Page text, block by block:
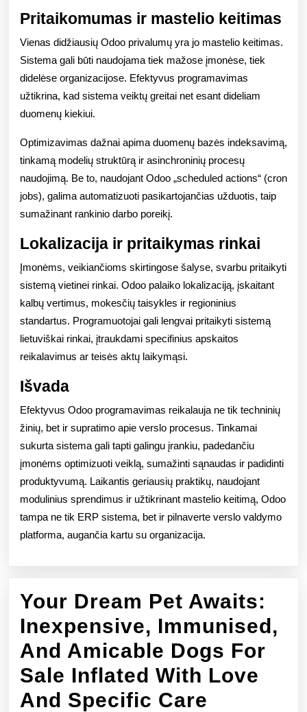
Pritaikomumas ir mastelio keitimas
Vienas didžiausių Odoo privalumų yra jo mastelio keitimas.
Sistema gali būti naudojama tiek mažose įmonėse, tiek
didelėse organizacijose. Efektyvus programavimas
užtikrina, kad sistema veiktų greitai net esant dideliam
duomenų kiekiui.
Optimizavimas dažnai apima duomenų bazės indeksavimą,
tinkamą modelių struktūrą ir asinchroninių procesų
naudojimą. Be to, naudojant Odoo „scheduled actions“ (cron
jobs), galima automatizuoti pasikartojančias užduotis, taip
sumažinant rankinio darbo poreikį.
Lokalizacija ir pritaikymas rinkai
Įmonėms, veikiančioms skirtingose šalyse, svarbu pritaikyti
sistemą vietinei rinkai. Odoo palaiko lokalizaciją, įskaitant
kalbų vertimus, mokesčių taisykles ir regioninius
standartus. Programuotojai gali lengvai pritaikyti sistemą
lietuviškai rinkai, įtraukdami specifinius apskaitos
reikalavimus ar teisės aktų laikymąsi.
Išvada
Efektyvus Odoo programavimas reikalauja ne tik techninių
žinių, bet ir supratimo apie verslo procesus. Tinkamai
sukurta sistema gali tapti galingu įrankiu, padedančiu
įmonėms optimizuoti veiklą, sumažinti sąnaudas ir padidinti
produktyvumą. Laikantis geriausių praktikų, naudojant
modulinius sprendimus ir užtikrinant mastelio keitimą, Odoo
tampa ne tik ERP sistema, bet ir pilnaverte verslo valdymo
platforma, augančia kartu su organizacija.
Your Dream Pet Awaits:
Inexpensive, Immunised,
And Amicable Dogs For
Sale Inflated With Love
And Specific Care